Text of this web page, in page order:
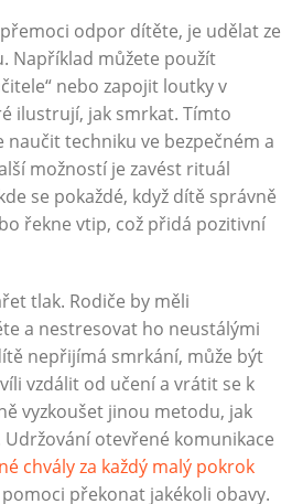
odpor dítěte, je udělat ze
Například můžete použít
nebo zapojit loutky v
ilustrují, jak smrkat. Tímto
naučit techniku ve bezpečném a
možností je zavést rituál
se pokaždé, když dítě správně
řekne vtip, což přidá pozitivní
tlak. Rodiče by měli
a nestresovat ho neustálými
nepřijímá smrkání, může být
vzdálit od učení a vrátit se k
vyzkoušet jinou metodu, jak
otevřené komunikace
chvály za každý malý pokrok
překonat jakékoli obavy.